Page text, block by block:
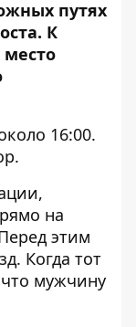
путях
К
16:00.
.
на
этим
Когда тот
мужчину